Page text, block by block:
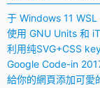
于 Windows 11
使用 GNU Units 和
利用纯SVG+CSS
Google Code-in
給你的網頁添加可愛